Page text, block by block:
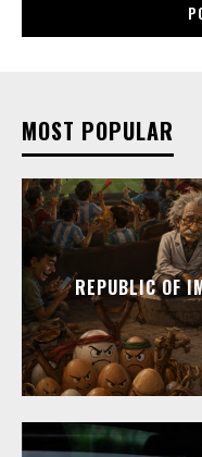
MOST POPULAR
REPUBLIC OF